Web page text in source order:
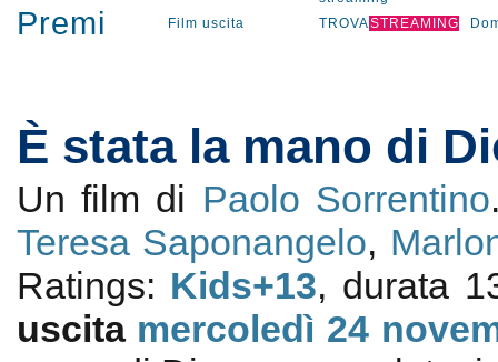
Premi Film uscita TROVASTREAMING
È stata la mano di
Un film di Paolo Sorrentino
Teresa Saponangelo,
Ratings: Kids+13, durata
uscita mercoledì 24